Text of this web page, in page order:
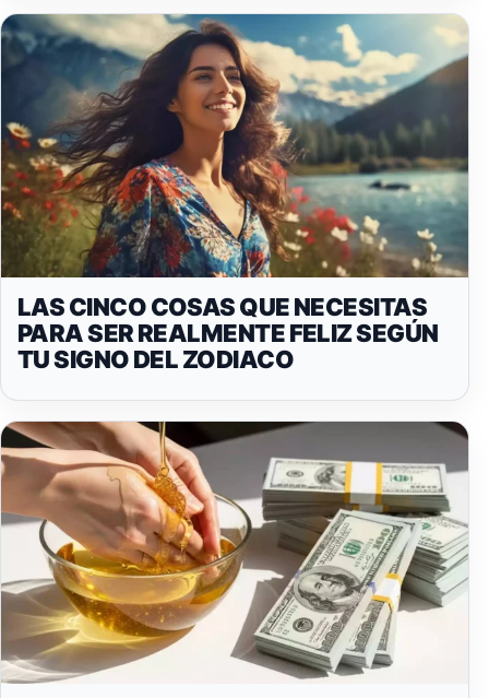
LAS CINCO COSAS QUE NECESITAS
PARA SER REALMENTE FELIZ SEGÚN
TU SIGNO DEL ZODIACO